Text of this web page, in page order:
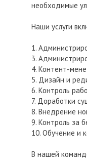
необходимые
Наши услуги
1.
3.
4. Контент-
5. Дизайн и
6. Контроль
7. Доработки
8. Внедрение
9. Контроль за
10. Обучение и
В нашей